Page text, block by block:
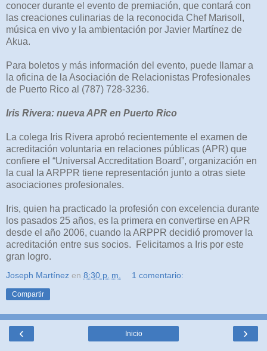
conocer durante el evento de premiación, que contará con
las creaciones culinarias de la reconocida Chef Marisoll,
música en vivo y la ambientación por Javier Martínez de
Akua.
Para boletos y más información del evento, puede llamar a
la oficina de la Asociación de Relacionistas Profesionales
de Puerto Rico al (787) 728-3236.
Iris Rivera: nueva APR en Puerto Rico
La colega Iris Rivera aprobó recientemente el examen de
acreditación voluntaria en relaciones públicas (APR) que
confiere el “Universal Accreditation Board”, organización en
la cual la ARPPR tiene representación junto a otras siete
asociaciones profesionales.
Iris, quien ha practicado la profesión con excelencia durante
los pasados 25 años, es la primera en convertirse en APR
desde el año 2006, cuando la ARPPR decidió promover la
acreditación entre sus socios. Felicitamos a Iris por este
gran logro.
Joseph Martínez en 8:30 p. m. 1 comentario:
Compartir
‹ ›
Inicio